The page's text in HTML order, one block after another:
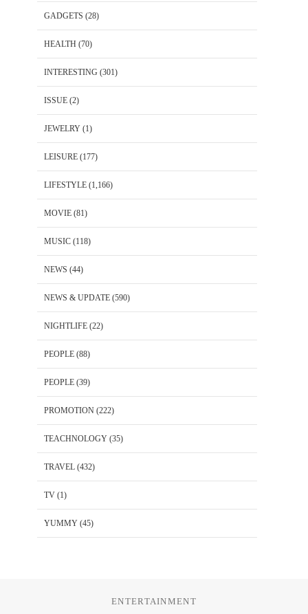
GADGETS (28)
HEALTH (70)
INTERESTING (301)
ISSUE (2)
JEWELRY (1)
LEISURE (177)
LIFESTYLE (1,166)
MOVIE (81)
MUSIC (118)
NEWS (44)
NEWS & UPDATE (590)
NIGHTLIFE (22)
PEOPLE (88)
PEOPLE (39)
PROMOTION (222)
TEACHNOLOGY (35)
TRAVEL (432)
TV (1)
YUMMY (45)
ENTERTAINMENT